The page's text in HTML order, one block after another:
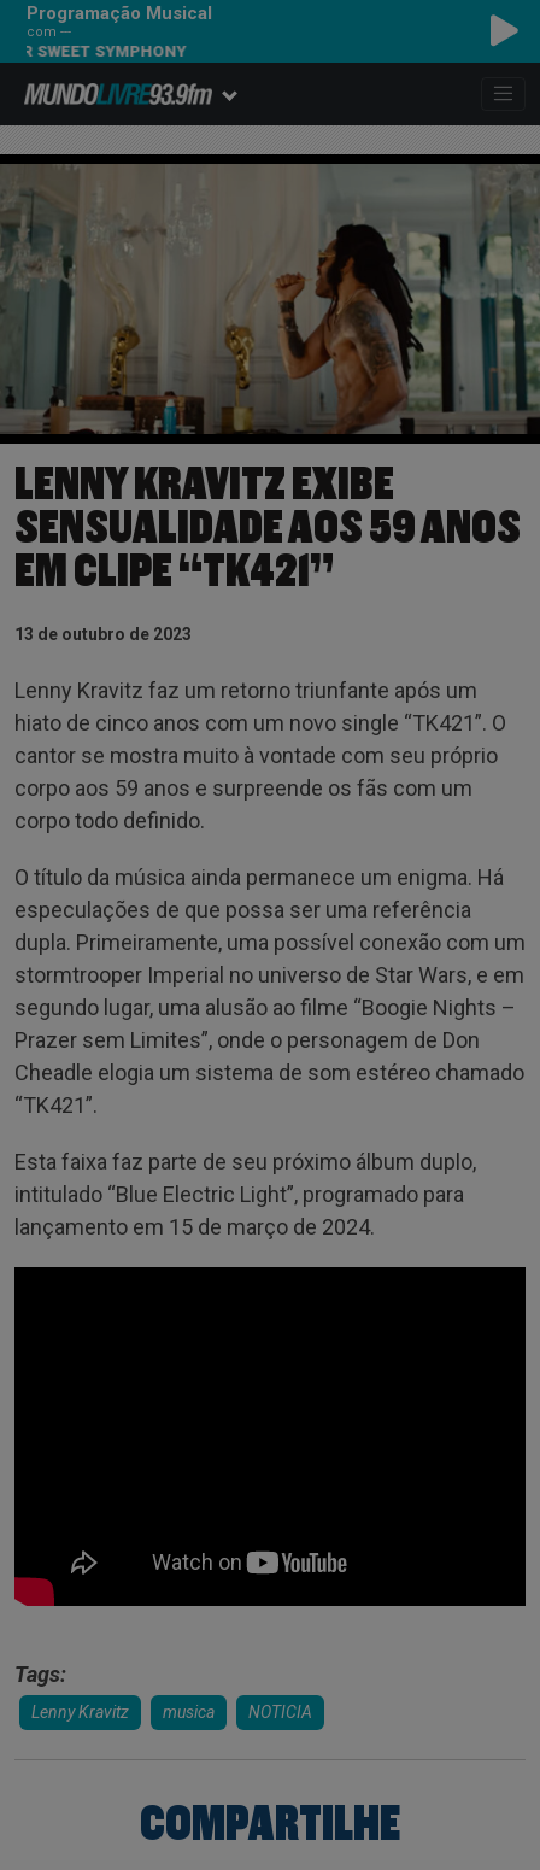
Programação Musical
com ---
SYMPHONY
LENNY KRAVITZ EXIBE
SENSUALIDADE AOS 59 ANOS
EM CLIPE “TK421”
13 de outubro de 2023
Lenny Kravitz faz um retorno triunfante após um
hiato de cinco anos com um novo single “TK421”. O
cantor se mostra muito à vontade com seu próprio
corpo aos 59 anos e surpreende os fãs com um
corpo todo definido.
O título da música ainda permanece um enigma. Há
especulações de que possa ser uma referência
dupla. Primeiramente, uma possível conexão com um
stormtrooper Imperial no universo de Star Wars, e em
segundo lugar, uma alusão ao filme “Boogie Nights –
Prazer sem Limites”, onde o personagem de Don
Cheadle elogia um sistema de som estéreo chamado
“TK421”.
Esta faixa faz parte de seu próximo álbum duplo,
intitulado “Blue Electric Light”, programado para
lançamento em 15 de março de 2024.
Tags:
Lenny Kravitz musica NOTICIA
COMPARTILHE